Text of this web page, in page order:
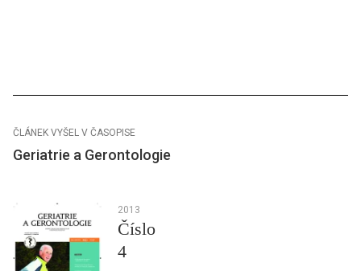
ČLÁNEK VYŠEL V ČASOPISE
Geriatrie a Gerontologie
2013
Číslo
4